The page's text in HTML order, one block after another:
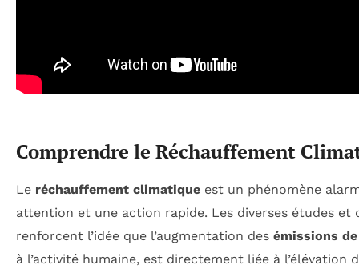
Comprendre le Réchauffement
Le réchauffement climatique est un phénomène
attention et une action rapide. Les diverses études et
renforcent l’idée que l’augmentation des émissions de
à l’activité humaine, est directement liée à l’élévation